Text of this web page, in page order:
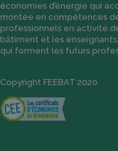
économies d’énergie qui
montée en compétences
professionnels en activité
bâtiment et les
qui forment les futurs
Copyright FEEBAT 2020